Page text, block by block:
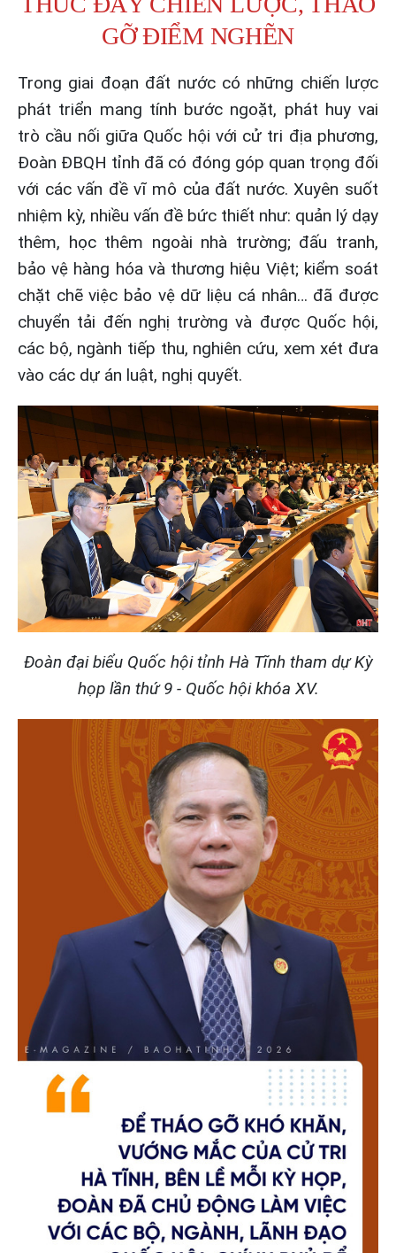
GỠ ĐIỂM NGHẼN
Trong giai đoạn đất nước có những chiến lược
phát triển mang tính bước ngoặt, phát huy vai
trò cầu nối giữa Quốc hội với cử tri địa phương,
Đoàn ĐBQH tỉnh đã có đóng góp quan trọng đối
với các vấn đề vĩ mô của đất nước. Xuyên suốt
nhiệm kỳ, nhiều vấn đề bức thiết như: quản lý dạy
thêm, học thêm ngoài nhà trường; đấu tranh,
bảo vệ hàng hóa và thương hiệu Việt; kiểm soát
chặt chẽ việc bảo vệ dữ liệu cá nhân… đã được
chuyển tải đến nghị trường và được Quốc hội,
các bộ, ngành tiếp thu, nghiên cứu, xem xét đưa
vào các dự án luật, nghị quyết.
Đoàn đại biểu Quốc hội tỉnh Hà Tĩnh tham dự Kỳ
họp lần thứ 9 - Quốc hội khóa XV.